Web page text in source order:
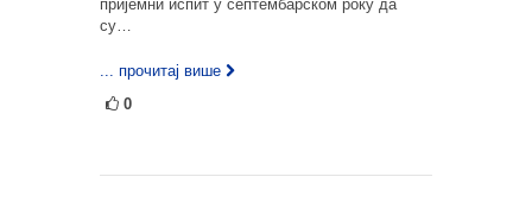
пријемни испит у септембарском року да
су…
... прочитај више
0